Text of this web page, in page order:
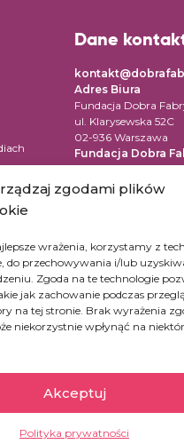
zgodami plików
wrażenia, korzystamy z
do przechowywania i/lub
Zgoda na te technologie
jak zachowanie podczas
na tej stronie. Brak wyrażenia
niekorzystnie wpłynąć na
Akceptuj
Polityka prywatności
Dane
Adres Biura
Fundacja Dobra
ul. Klarysewska 52C
02-936 Warszawa
Fundacja Dobra
ul. Pomiechowska
04-694 Warszawa
KRS: 0000519542
Numer konta dla
45 1090 1883 0000
7365
Konta dla innych